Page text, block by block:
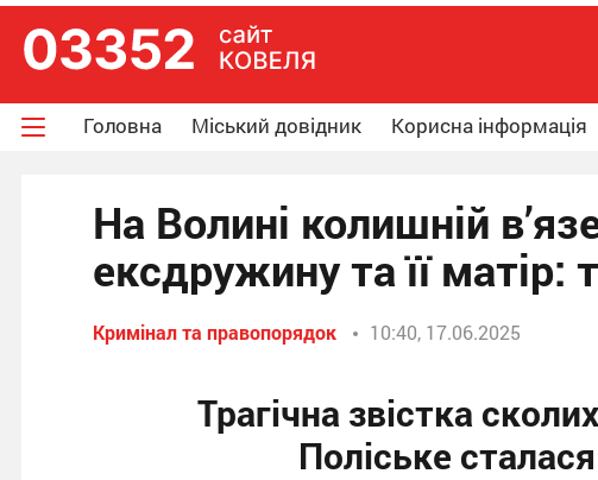
Головна Міський довідник Корисна інформація
На Волині колишній
ексдружину та її матір:
Кримінал та правопорядок 10:40, 17.06.2025
Трагічна звістка
Поліське